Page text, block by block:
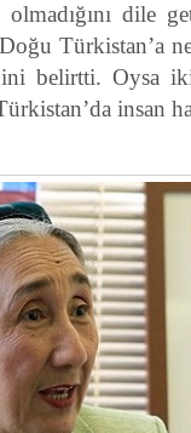
dile
Türkistan’a
belirtti. Oysa
insan